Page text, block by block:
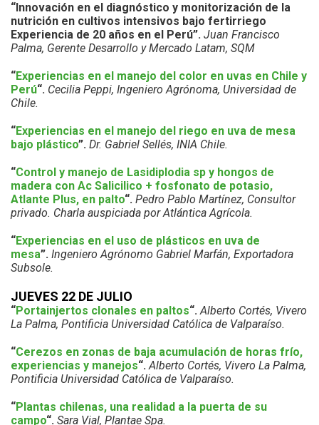
“Innovación en el diagnóstico y monitorización de la
nutrición en cultivos intensivos bajo fertirriego
Experiencia de 20 años en el Perú”. Juan Francisco
Palma, Gerente Desarrollo y Mercado Latam, SQM
“Experiencias en el manejo del color en uvas en Chile y
Perú“. Cecilia Peppi, Ingeniero Agrónoma, Universidad de
Chile.
“Experiencias en el manejo del riego en uva de mesa
bajo plástico”. Dr. Gabriel Sellés, INIA Chile.
“Control y manejo de Lasidiplodia sp y hongos de
madera con Ac Salicilico + fosfonato de potasio,
Atlante Plus, en palto“. Pedro Pablo Martínez, Consultor
privado. Charla auspiciada por Atlántica Agrícola.
“Experiencias en el uso de plásticos en uva de
mesa”. Ingeniero Agrónomo Gabriel Marfán, Exportadora
Subsole.
JUEVES 22 DE JULIO
“Portainjertos clonales en paltos“. Alberto Cortés, Vivero
La Palma, Pontificia Universidad Católica de Valparaíso.
“Cerezos en zonas de baja acumulación de horas frío,
experiencias y manejos“.Alberto Cortés, Vivero La Palma,
Pontificia Universidad Católica de Valparaíso.
“Plantas chilenas, una realidad a la puerta de su
campo“. Sara Vial, Plantae Spa.